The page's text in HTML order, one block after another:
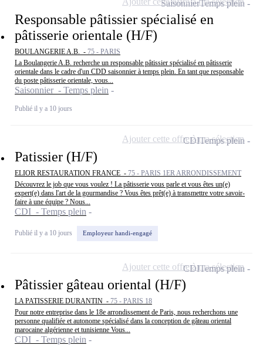
Responsable pâtissier spécialisé en
pâtisserie orientale (H/F)
BOULANGERIE A.B. - 75 - PARIS
La Boulangerie A.B. recherche un responsable pâtissier spécialisé en pâtisserie
orientale dans le cadre d'un CDD saisonnier à temps plein. En tant que responsable
du poste pâtisserie orientale, vous...
Saisonnier - Temps plein
Publié il y a 10 jours
SaisonnierTemps plein
Patissier (H/F)
ELIOR RESTAURATION FRANCE - 75 - PARIS 1ER ARRONDISSEMENT
Découvrez le job que vous voulez ! La pâtisserie vous parle et vous êtes un(e)
expert(e) dans l'art de la gourmandise ? Vous êtes prêt(e) à transmettre votre savoir-
faire à une équipe ? Nous...
CDI - Temps plein
Publié il y a 10 jours Employeur handi-engagé
CDITemps plein
Ajouter cette offre à ma sélection
Pâtissier gâteau oriental (H/F)
LA PATISSERIE DURANTIN - 75 - PARIS 18
Pour notre entreprise dans le 18e arrondissement de Paris, nous recherchons une
personne qualifiée et autonome spécialisé dans la conception de gâteau oriental
marocaine algérienne et tunisienne Vous...
CDI - Temps plein
CDITemps plein
Ajouter cette offre à ma sélection